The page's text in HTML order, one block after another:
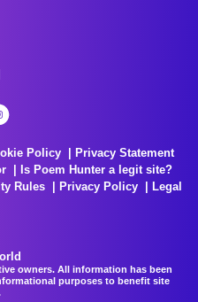
Policy
Privacy Statement
Is Poem Hunter a legit site?
Rules Privacy Policy
Legal
owners. All information has been
purposes to benefit site